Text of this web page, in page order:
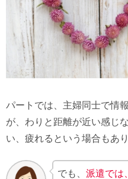
パートでは、主婦同士で情
が、わりと距離が近い感じ
い、疲れるという場合もあ
でも、派遣では